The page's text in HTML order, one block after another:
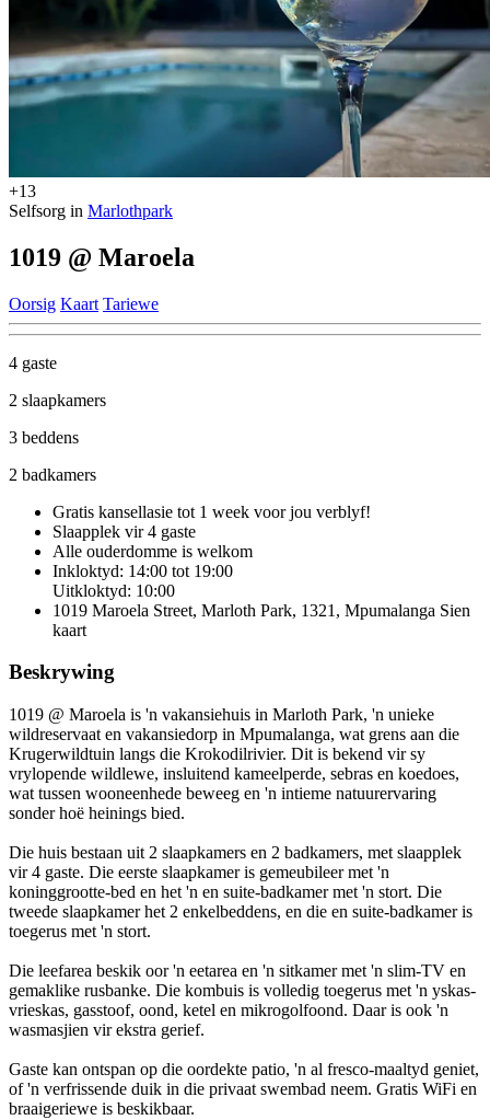
+13
Selfsorg in Marlothpark
1019 @ Maroela
Oorsig Kaart Tariewe
4 gaste
2 slaapkamers
3 beddens
2 badkamers
Gratis kansellasie tot 1 week voor jou verblyf!
Slaapplek vir 4 gaste
Alle ouderdomme is welkom
Inkloktyd: 14:00 tot 19:00
Uitkloktyd: 10:00
1019 Maroela Street, Marloth Park, 1321, Mpumalanga Sien
kaart
Beskrywing
1019 @ Maroela is 'n vakansiehuis in Marloth Park, 'n unieke
wildreservaat en vakansiedorp in Mpumalanga, wat grens aan die
Krugerwildtuin langs die Krokodilrivier. Dit is bekend vir sy
vrylopende wildlewe, insluitend kameelperde, sebras en koedoes,
wat tussen wooneenhede beweeg en 'n intieme natuurervaring
sonder hoë heinings bied.
Die huis bestaan uit 2 slaapkamers en 2 badkamers, met slaapplek
vir 4 gaste. Die eerste slaapkamer is gemeubileer met 'n
koninggrootte-bed en het 'n en suite-badkamer met 'n stort. Die
tweede slaapkamer het 2 enkelbeddens, en die en suite-badkamer is
toegerus met 'n stort.
Die leefarea beskik oor 'n eetarea en 'n sitkamer met 'n slim-TV en
gemaklike rusbanke. Die kombuis is volledig toegerus met 'n yskas-
vrieskas, gasstoof, oond, ketel en mikrogolfoond. Daar is ook 'n
wasmasjien vir ekstra gerief.
Gaste kan ontspan op die oordekte patio, 'n al fresco-maaltyd geniet,
of 'n verfrissende duik in die privaat swembad neem. Gratis WiFi en
braaigeriewe is beskikbaar.